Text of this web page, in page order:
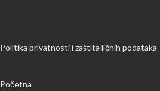
Politika privatnosti i zaštita ličnih podataka
Početna